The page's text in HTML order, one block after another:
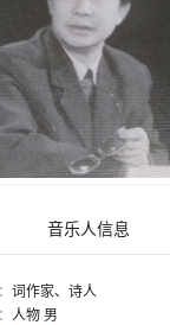
音乐人信息
词作家、诗人
人物 男